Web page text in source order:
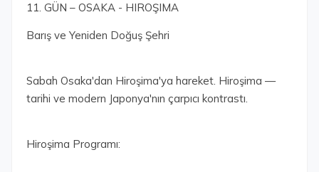
11. GÜN – OSAKA - HIROŞIMA
Barış ve Yeniden Doğuş Şehri
Sabah Osaka'dan Hiroşima'ya hareket. Hiroşima —
tarihi ve modern Japonya'nın çarpıcı kontrastı.
Hiroşima Programı: